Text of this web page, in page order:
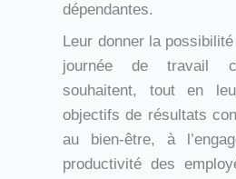
dépendantes.
Leur donner la
journée de travail
souhaitent, tout en
objectifs de résultats
au bien-être, à
productivité des